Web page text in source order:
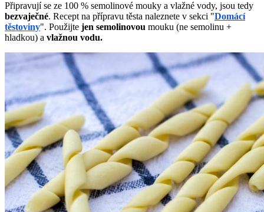
Připravují se ze 100 % semolinové mouky a vlažné vody, jsou tedy
bezvaječné. Recept na přípravu těsta naleznete v sekci "Domácí
těstoviny". Použijte jen semolinovou mouku (ne semolinu +
hladkou) a vlažnou vodu.